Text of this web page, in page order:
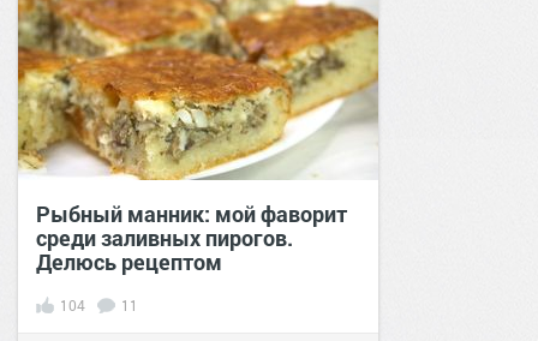
Рыбный манник: мой фаворит
среди заливных пирогов.
Делюсь рецептом
104 11